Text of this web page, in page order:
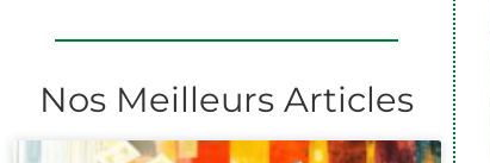
Nos Meilleurs Articles